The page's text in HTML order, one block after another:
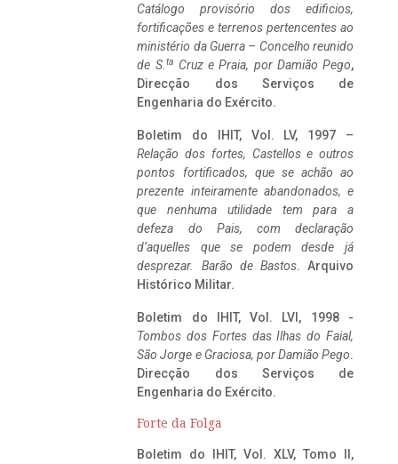
Catálogo provisório dos edificios,
fortificações e terrenos pertencentes ao
ministério da Guerra – Concelho reunido
de S. ta Cruz e Praia, por Damião Pego,
Direcção dos Serviços de
Engenharia do Exército.
Boletim do IHIT, Vol. LV, 1997 –
Relação dos fortes, Castellos e outros
pontos fortificados, que se achão ao
prezente inteiramente abandonados, e
que nenhuma utilidade tem para a
defeza do Pais, com declaração
d’aquelles que se podem desde já
desprezar. Barão de Bastos. Arquivo
Histórico Militar.
Boletim do IHIT, Vol. LVI, 1998 -
Tombos dos Fortes das Ilhas do Faial,
São Jorge e Graciosa, por Damião Pego.
Direcção dos Serviços de
Engenharia do Exército.
Forte da Folga
Boletim do IHIT, Vol. XLV, Tomo II,